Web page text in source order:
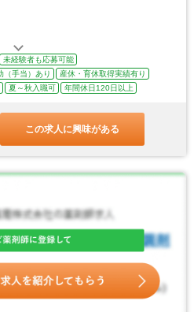
未経験者も応募可能
（手当）あり
産休・育休取得実績有り
夏～秋入職可 年間休日120日以上
この求人に興味がある